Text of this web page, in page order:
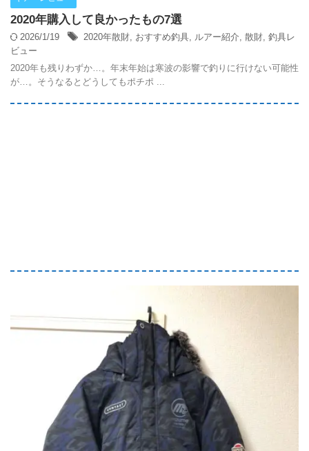
2020年購入して良かったもの7選
2026/1/19 2020年散財 おすすめ釣具 ルアー紹介 散財 釣具レ
ビュー
2020年も残りわずか…。年末年始は寒波の影響で釣りに行けない可能性
が…。そうなるとどうしてもポチポ ...